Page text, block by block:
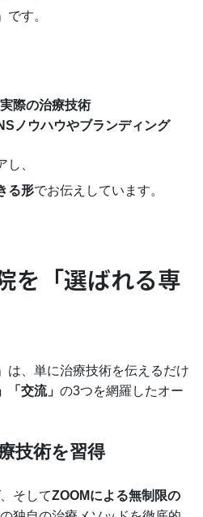
です。
実際の治療技術
ノウハウやブランディング
、
る形でお伝えしています。
を「選ばれる専
は、単に治療技術を伝えるだけ
「交流」 の3つを網羅したオー
技術を習得
、そしてZOOMによる無制限の